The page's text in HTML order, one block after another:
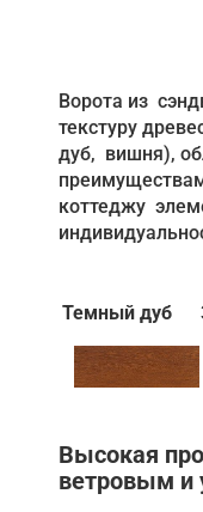
Ворота из
текстуру
дуб, вишня),
коттеджу
Темный дуб
Высокая
ветровым и